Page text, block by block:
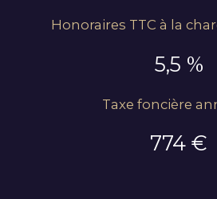
Honoraires TTC à la
5,5 %
Taxe foncière
774 €